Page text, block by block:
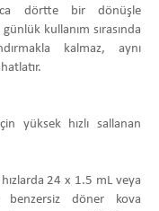
dörtte bir dönüşle
kullanım sırasında
kalmaz, aynı
yüksek hızlı sallanan
24 x 1.5 mL veya
döner kova